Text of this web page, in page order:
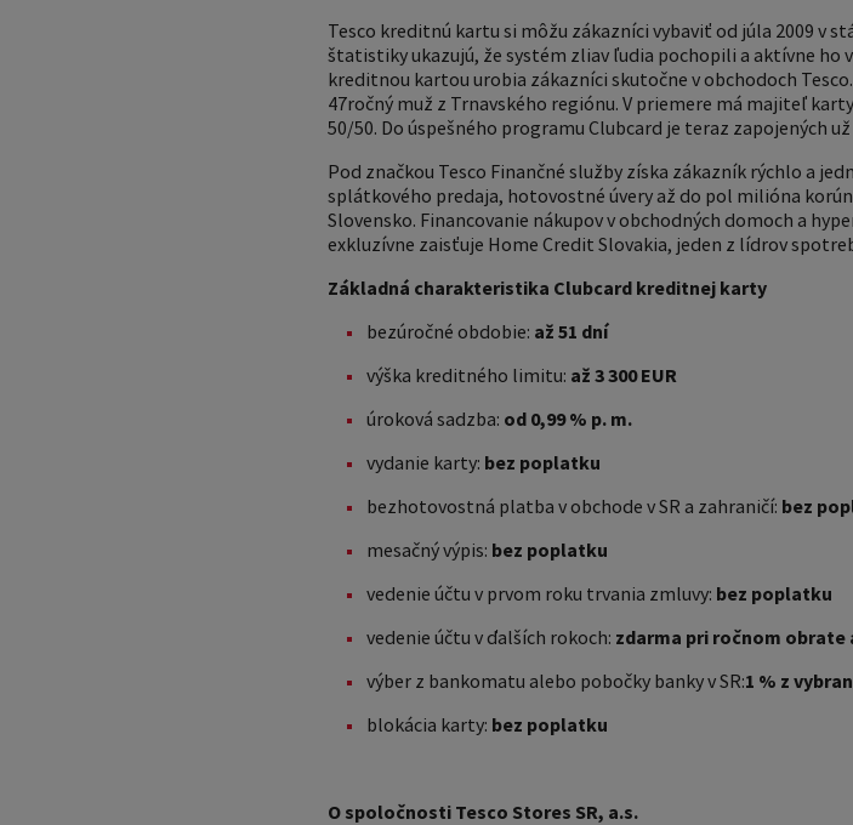
Tesco kreditnú kartu si môžu zákazníci vybaviť od júla 2009 v
štatistiky ukazujú, že systém zliav ľudia pochopili a aktívne ho
kreditnou kartou urobia zákazníci skutočne v obchodoch
47ročný muž z Trnavského regiónu. V priemere má majiteľ
50/50. Do úspešného programu Clubcard je teraz zapojených
Pod značkou Tesco Finančné služby získa zákazník rýchlo a
splátkového predaja, hotovostné úvery až do pol milióna
Slovensko. Financovanie nákupov v obchodných domoch a
exkluzívne zaisťuje Home Credit Slovakia, jeden z lídrov
Základná charakteristika Clubcard kreditnej karty
bezúročné obdobie: až 51 dní
výška kreditného limitu: až 3 300 EUR
úroková sadzba: od 0,99 % p. m.
vydanie karty: bez poplatku
bezhotovostná platba v obchode v SR a zahraničí: bez
mesačný výpis: bez poplatku
vedenie účtu v prvom roku trvania zmluvy: bez poplatku
vedenie účtu v ďalších rokoch: zdarma pri ročnom obrate
výber z bankomatu alebo pobočky banky v SR:1 % z
blokácia karty: bez poplatku
O spoločnosti Tesco Stores SR, a.s.